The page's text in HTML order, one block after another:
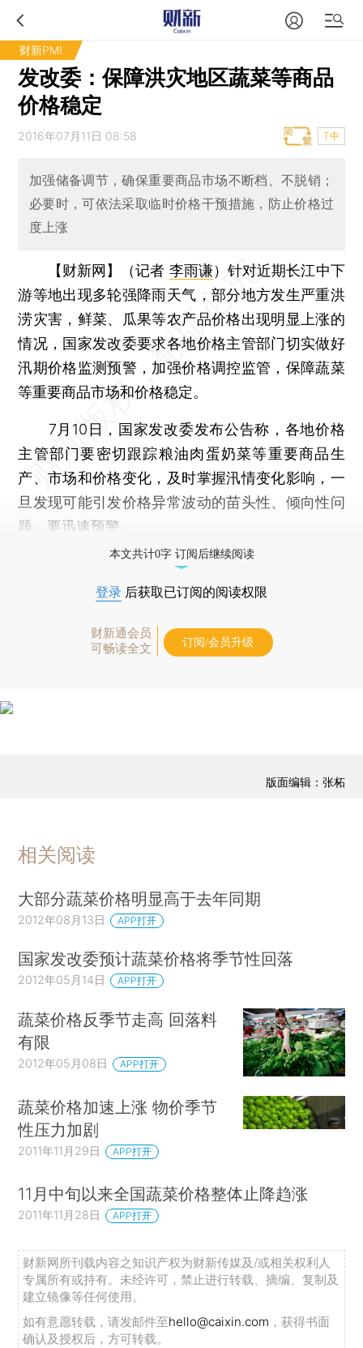
财新PMI
发改委：保障洪灾地区蔬菜等商品
价格稳定
2016年07月11日 08:58 T中
加强储备调节，确保重要商品市场不断档、不脱销；
必要时，可依法采取临时价格干预措施，防止价格过
度上涨
【财新网】（记者 李雨谦） 针对近期长江中下
游等地出现多轮强降雨天气，部分地方发生严重洪
涝灾害，鲜菜、瓜果等农产品价格出现明显上涨的
情况，国家发改委要求各地价格主管部门切实做好
汛期价格监测预警，加强价格调控监管，保障蔬菜
等重要商品市场和价格稳定。
7月10日，国家发改委发布公告称，各地价格
主管部门要密切跟踪粮油肉蛋奶菜等重要商品生
产、市场和价格变化，及时掌握汛情变化影响，一
旦发现可能引发价格异常波动的苗头性、倾向性问
题，要迅速预警。
本文共计0字 订阅后继续阅读
登录 后获取已订阅的阅读权限
财新通会员
可畅读全文
订阅/会员升级
版面编辑：张柘
相关阅读
大部分蔬菜价格明显高于去年同期
2012年08月13日 APP打开
国家发改委预计蔬菜价格将季节性回落
2012年05月14日 APP打开
蔬菜价格反季节走高 回落料
有限
2012年05月08日 APP打开
蔬菜价格加速上涨 物价季节
性压力加剧
2011年11月29日 APP打开
11月中旬以来全国蔬菜价格整体止降趋涨
2011年11月28日 APP打开
财新网所刊载内容之知识产权为财新传媒及/或相关权利人
专属所有或持有。未经许可，禁止进行转载、摘编、复制及
建立镜像等任何使用。
如有意愿转载，请发邮件至hello@caixin.com ，获得书面
确认及授权后，方可转载。